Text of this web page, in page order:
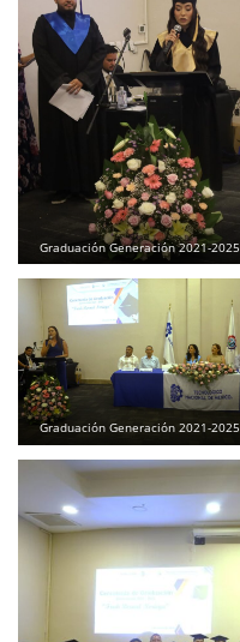
Graduación Generación 2021-2025
Graduación Generación 2021-2025